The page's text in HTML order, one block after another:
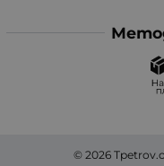
© 2026